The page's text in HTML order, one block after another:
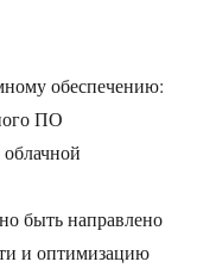
обеспечению:
ПО
быть направлено
и оптимизацию